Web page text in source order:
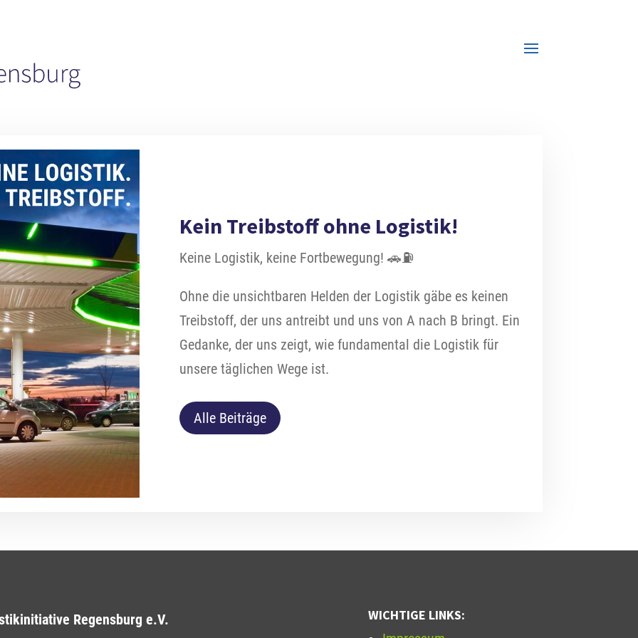
Kein Treibstoff ohne Logistik!
Keine Logistik, keine Fortbewegung! 🚗⛽
Ohne die unsichtbaren Helden der Logistik gäbe es keinen
Treibstoff, der uns antreibt und uns von A nach B bringt. Ein
Gedanke, der uns zeigt, wie fundamental die Logistik für
unsere täglichen Wege ist.
Alle Beiträge
Regensburg e.V.
WICHTIGE LINKS: